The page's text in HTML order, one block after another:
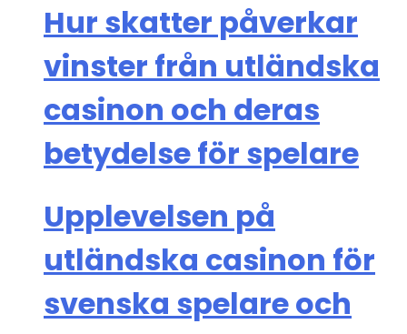
Hur skatter påverkar
vinster från utländska
casinon och deras
betydelse för spelare
Upplevelsen på
utländska casinon för
svenska spelare och